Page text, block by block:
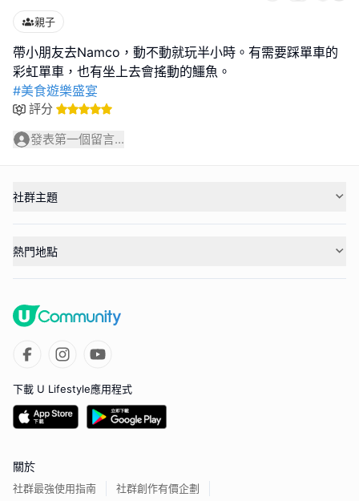
親子
帶小朋友去Namco，動不動就玩半小時。有需要踩單車的
#美食遊樂盛宴
評分
發表第一個留言...
社群主題
熱門地點
下載 U Lifestyle應用程式
關於
社群最強使用指南 社群創作有價企劃